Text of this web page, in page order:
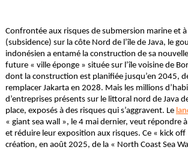
Confrontée aux risques de submersion marine et à
(subsidence) sur la côte Nord de l’île de Java, le
indonésien a entamé la construction de sa
future « ville éponge » située sur l’île voisine de
dont la construction est planifiée jusqu’en 2045,
remplacer Jakarta en 2028. Mais les millions
d’entreprises présents sur le littoral nord de Java
place, exposés à des risques qui s’aggravent. Le
« giant sea wall », le 4 mai dernier, veut répondre
et réduire leur exposition aux risques. Ce « kick off
création, en août 2025, de la « North Coast Sea